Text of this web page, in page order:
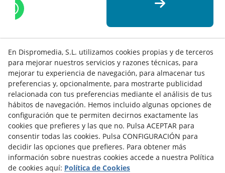
Contacto
Actualidad Privacidad Cookies Aviso Legal
Términos y Condiciones de Uso
En Dispromedia, S.L. utilizamos cookies propias y de terceros
para mejorar nuestros servicios y razones técnicas, para
mejorar tu experiencia de navegación, para almacenar tus
preferencias y, opcionalmente, para mostrarte publicidad
relacionada con tus preferencias mediante el análisis de tus
hábitos de navegación. Hemos incluido algunas opciones de
configuración que te permiten decirnos exactamente las
cookies que prefieres y las que no. Pulsa ACEPTAR para
consentir todas las cookies. Pulsa CONFIGURACIÓN para
decidir las opciones que prefieres. Para obtener más
información sobre nuestras cookies accede a nuestra Política
de cookies aquí: Política de Cookies